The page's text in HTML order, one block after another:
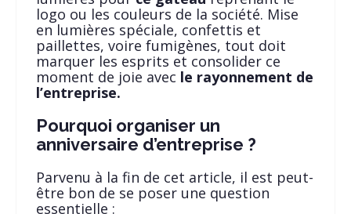
logo ou les couleurs de la société. Mise
en lumières spéciale, confettis et
paillettes, voire fumigènes, tout doit
marquer les esprits et consolider ce
moment de joie avec le rayonnement de
l’entreprise.
Pourquoi organiser un
anniversaire d’entreprise ?
Parvenu à la fin de cet article, il est peut-
être bon de se poser une question
essentielle :